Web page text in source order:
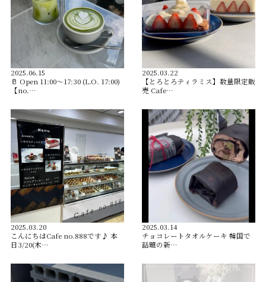
2025.06.15
🥛 Open︎ 11:00〜17:30 (L.O. 17:00)
【no.…
2025.03.22
【とろとろティラミス】数量限定販
売 Cafe…
2025.03.20
こんにちはCafe no.888です♪ 本
日3/20(木…
2025.03.14
チョコレートタオルケーキ 韓国で
話題の新…